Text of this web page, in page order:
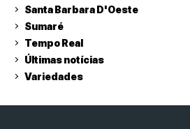
Santa Barbara D'Oeste
Sumaré
Tempo Real
Últimas notícias
Variedades